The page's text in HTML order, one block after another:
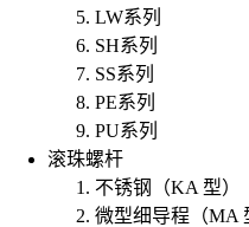
LW系列
SH系列
SS系列
PE系列
PU系列
滚珠螺杆
不锈钢（KA 型）
微型细导程（MA